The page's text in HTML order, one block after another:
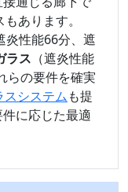
あります。
炎性能66分、遮
ラス （遮炎性能
らの要件を確実
システムも提
に応じた最適